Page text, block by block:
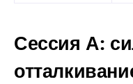
Сессия А: